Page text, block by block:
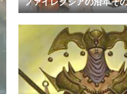
ファイレクシアの沿革そ